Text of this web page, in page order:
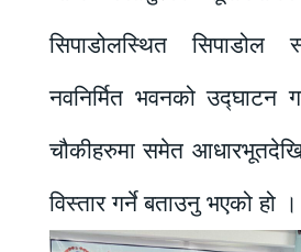
सिपाडोलस्थित सिपाडोल
नवनिर्मित भवनको उद्घाटन
चौकीहरुमा समेत आधारभूतदेखि
विस्तार गर्ने बताउनु भएको हो ।